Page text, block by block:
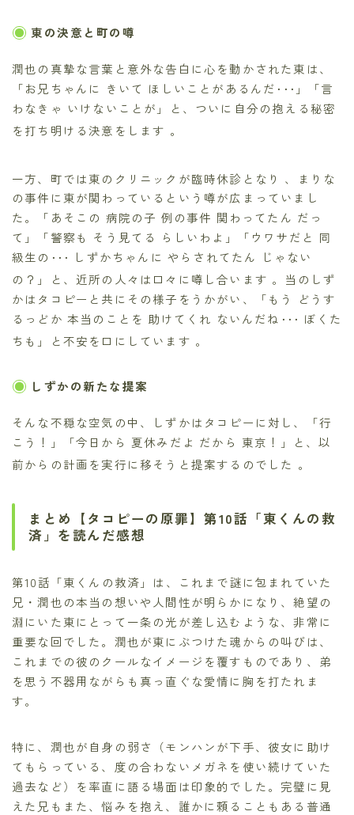
東の決意と町の噂
潤也の真摯な言葉と意外な告白に心を動かされた東は、
「お兄ちゃんに きいて ほしいことがあるんだ･･･」「言
わなきゃ いけないことが」と、ついに自分の抱える秘密
を打ち明ける決意をします 。
一方、町では東のクリニックが臨時休診となり 、まりな
の事件に東が関わっているという噂が広まっていまし
た。「あそこの 病院の子 例の事件 関わってたん だっ
て」「警察も そう見てる らしいわよ」「ウワサだと 同
級生の･･･ しずかちゃんに やらされてたん じゃない
の？」と、近所の人々は口々に噂し合います 。当のしず
かはタコピーと共にその様子をうかがい、「もう どうす
るっどか 本当のことを 助けてくれ ないんだね･･･ ぼくた
ちも」と不安を口にしています 。
しずかの新たな提案
そんな不穏な空気の中、しずかはタコピーに対し、「行
こう！」「今日から 夏休みだよ だから 東京！」と、以
前からの計画を実行に移そうと提案するのでした 。
まとめ【タコピーの原罪】第10話「東くんの救
済」を読んだ感想
第10話「東くんの救済」は、これまで謎に包まれていた
兄・潤也の本当の想いや人間性が明らかになり、絶望の
淵にいた東にとって一条の光が差し込むような、非常に
重要な回でした。潤也が東にぶつけた魂からの叫びは、
これまでの彼のクールなイメージを覆すものであり、弟
を思う不器用ながらも真っ直ぐな愛情に胸を打たれま
す。
特に、潤也が自身の弱さ（モンハンが下手、彼女に助け
てもらっている、度の合わないメガネを使い続けていた
過去など）を率直に語る場面は印象的でした。完璧に見
えた兄もまた、悩みを抱え、誰かに頼ることもある普通